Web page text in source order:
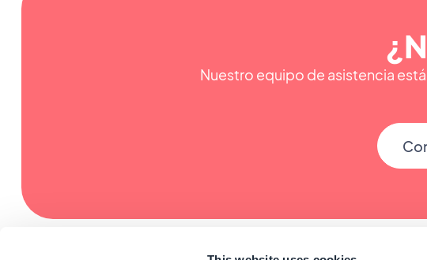
Nuestro equipo de asistencia